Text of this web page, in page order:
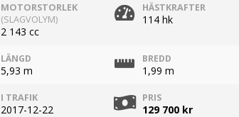
MOTORSTORLEK
(SLAGVOLYM)
2 143 cc
HÄSTKRAFTER
114 hk
LÄNGD
5,93 m
BREDD
1,99 m
I TRAFIK
2017-12-22
PRIS
129 700 kr